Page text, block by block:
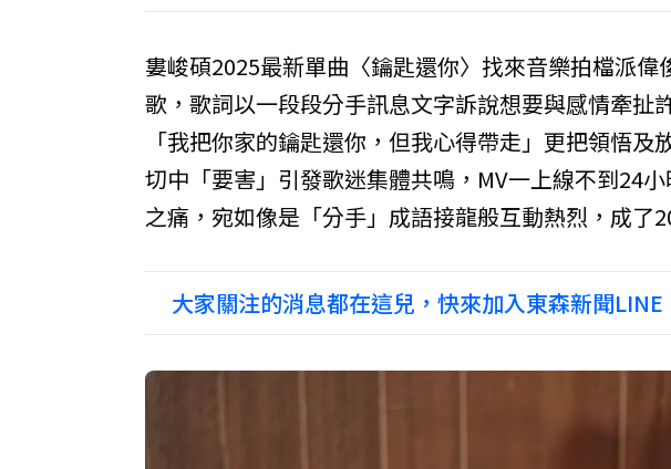
婁峻碩2025最新單曲〈鑰匙還你〉找來音樂拍檔派
歌，歌詞以一段段分手訊息文字訴說想要與感情牽扯
「我把你家的鑰匙還你，但我心得帶走」更把領悟
切中「要害」引發歌迷集體共鳴，MV一上線不到24
之痛，宛如像是「分手」成語接龍般互動熱烈，成了
大家關注的消息都在這兒，快來加入東森新聞LINE